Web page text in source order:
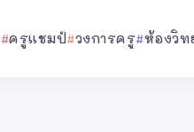
ครูแชมป์ วงการครู ห้องวิ